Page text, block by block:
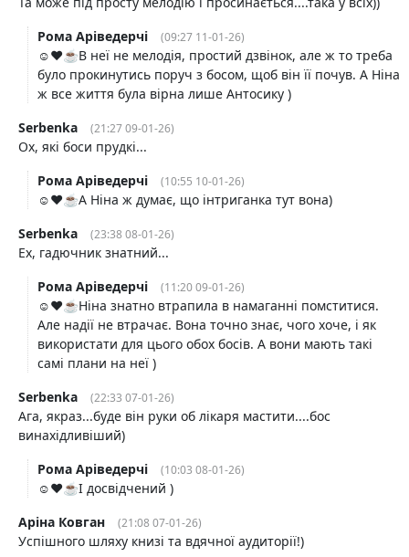
Рома Аріведерчі
(09:27 11-01-26)
☺️❤️☕️В неї не мелодія, простий дзвінок, але ж то треба
було прокинутись поруч з босом, щоб він її почув. А Ніна
ж все життя була вірна лише Антосику )
Serbenka
(21:27 09-01-26)
Ох, які боси прудкі...
Рома Аріведерчі
(10:55 10-01-26)
☺️❤️☕️А Ніна ж думає, що інтриганка тут вона)
Serbenka
(23:38 08-01-26)
Ех, гадючник знатний...
Рома Аріведерчі
(11:20 09-01-26)
☺️❤️☕️Ніна знатно втрапила в намаганні помститися.
Але надії не втрачає. Вона точно знає, чого хоче, і як
використати для цього обох босів. А вони мають такі
самі плани на неї )
Serbenka
(22:33 07-01-26)
Ага, якраз...буде він руки об лікаря мастити....бос
винахідливіший)
Рома Аріведерчі
(10:03 08-01-26)
☺️❤️☕️І досвідчений )
Аріна Ковган
(21:08 07-01-26)
Успішного шляху книзі та вдячної аудиторії!)